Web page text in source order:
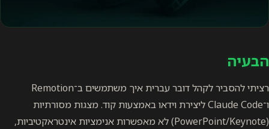
הבעיה
רציתי להסביר לקהל דובר עברית איך משתמשים ב־Remotion
ו־Claude Code ליצירת וידאו באמצעות קוד. מצגות מסורתיות
(PowerPoint/Keynote) לא מאפשרות אנימציות אינטראקטיביות,